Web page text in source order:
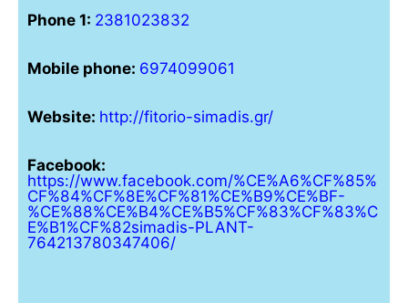
Phone 1: 2381023832
Mobile phone: 6974099061
Website: http://fitorio-simadis.gr/
Facebook:
https://www.facebook.com/%CE%A6%CF%85%
CF%84%CF%8E%CF%81%CE%B9%CE%BF-
%CE%88%CE%B4%CE%B5%CF%83%CF%83%C
E%B1%CF%82simadis-PLANT-
764213780347406/